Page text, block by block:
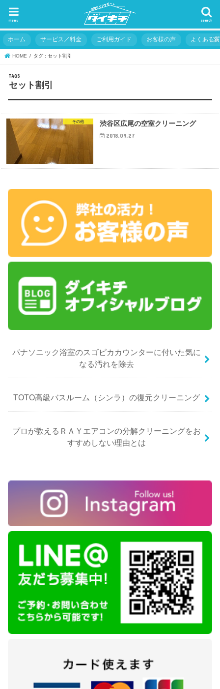
search
menu
ホーム サービス／料金 ご利用ガイド お客様の声 よくある
HOME タグ : セット割引
セット割引
その他 渋谷区広尾の空室クリーニング
2018.09.27
パナソニック浴室のスゴピカカウンターに付いた気に
なる汚れを除去
TOTO高級バスルーム（シンラ）の復元クリーニング
プロが教えるＲＡＹエアコンの分解クリーニングをお
すすめしない理由とは